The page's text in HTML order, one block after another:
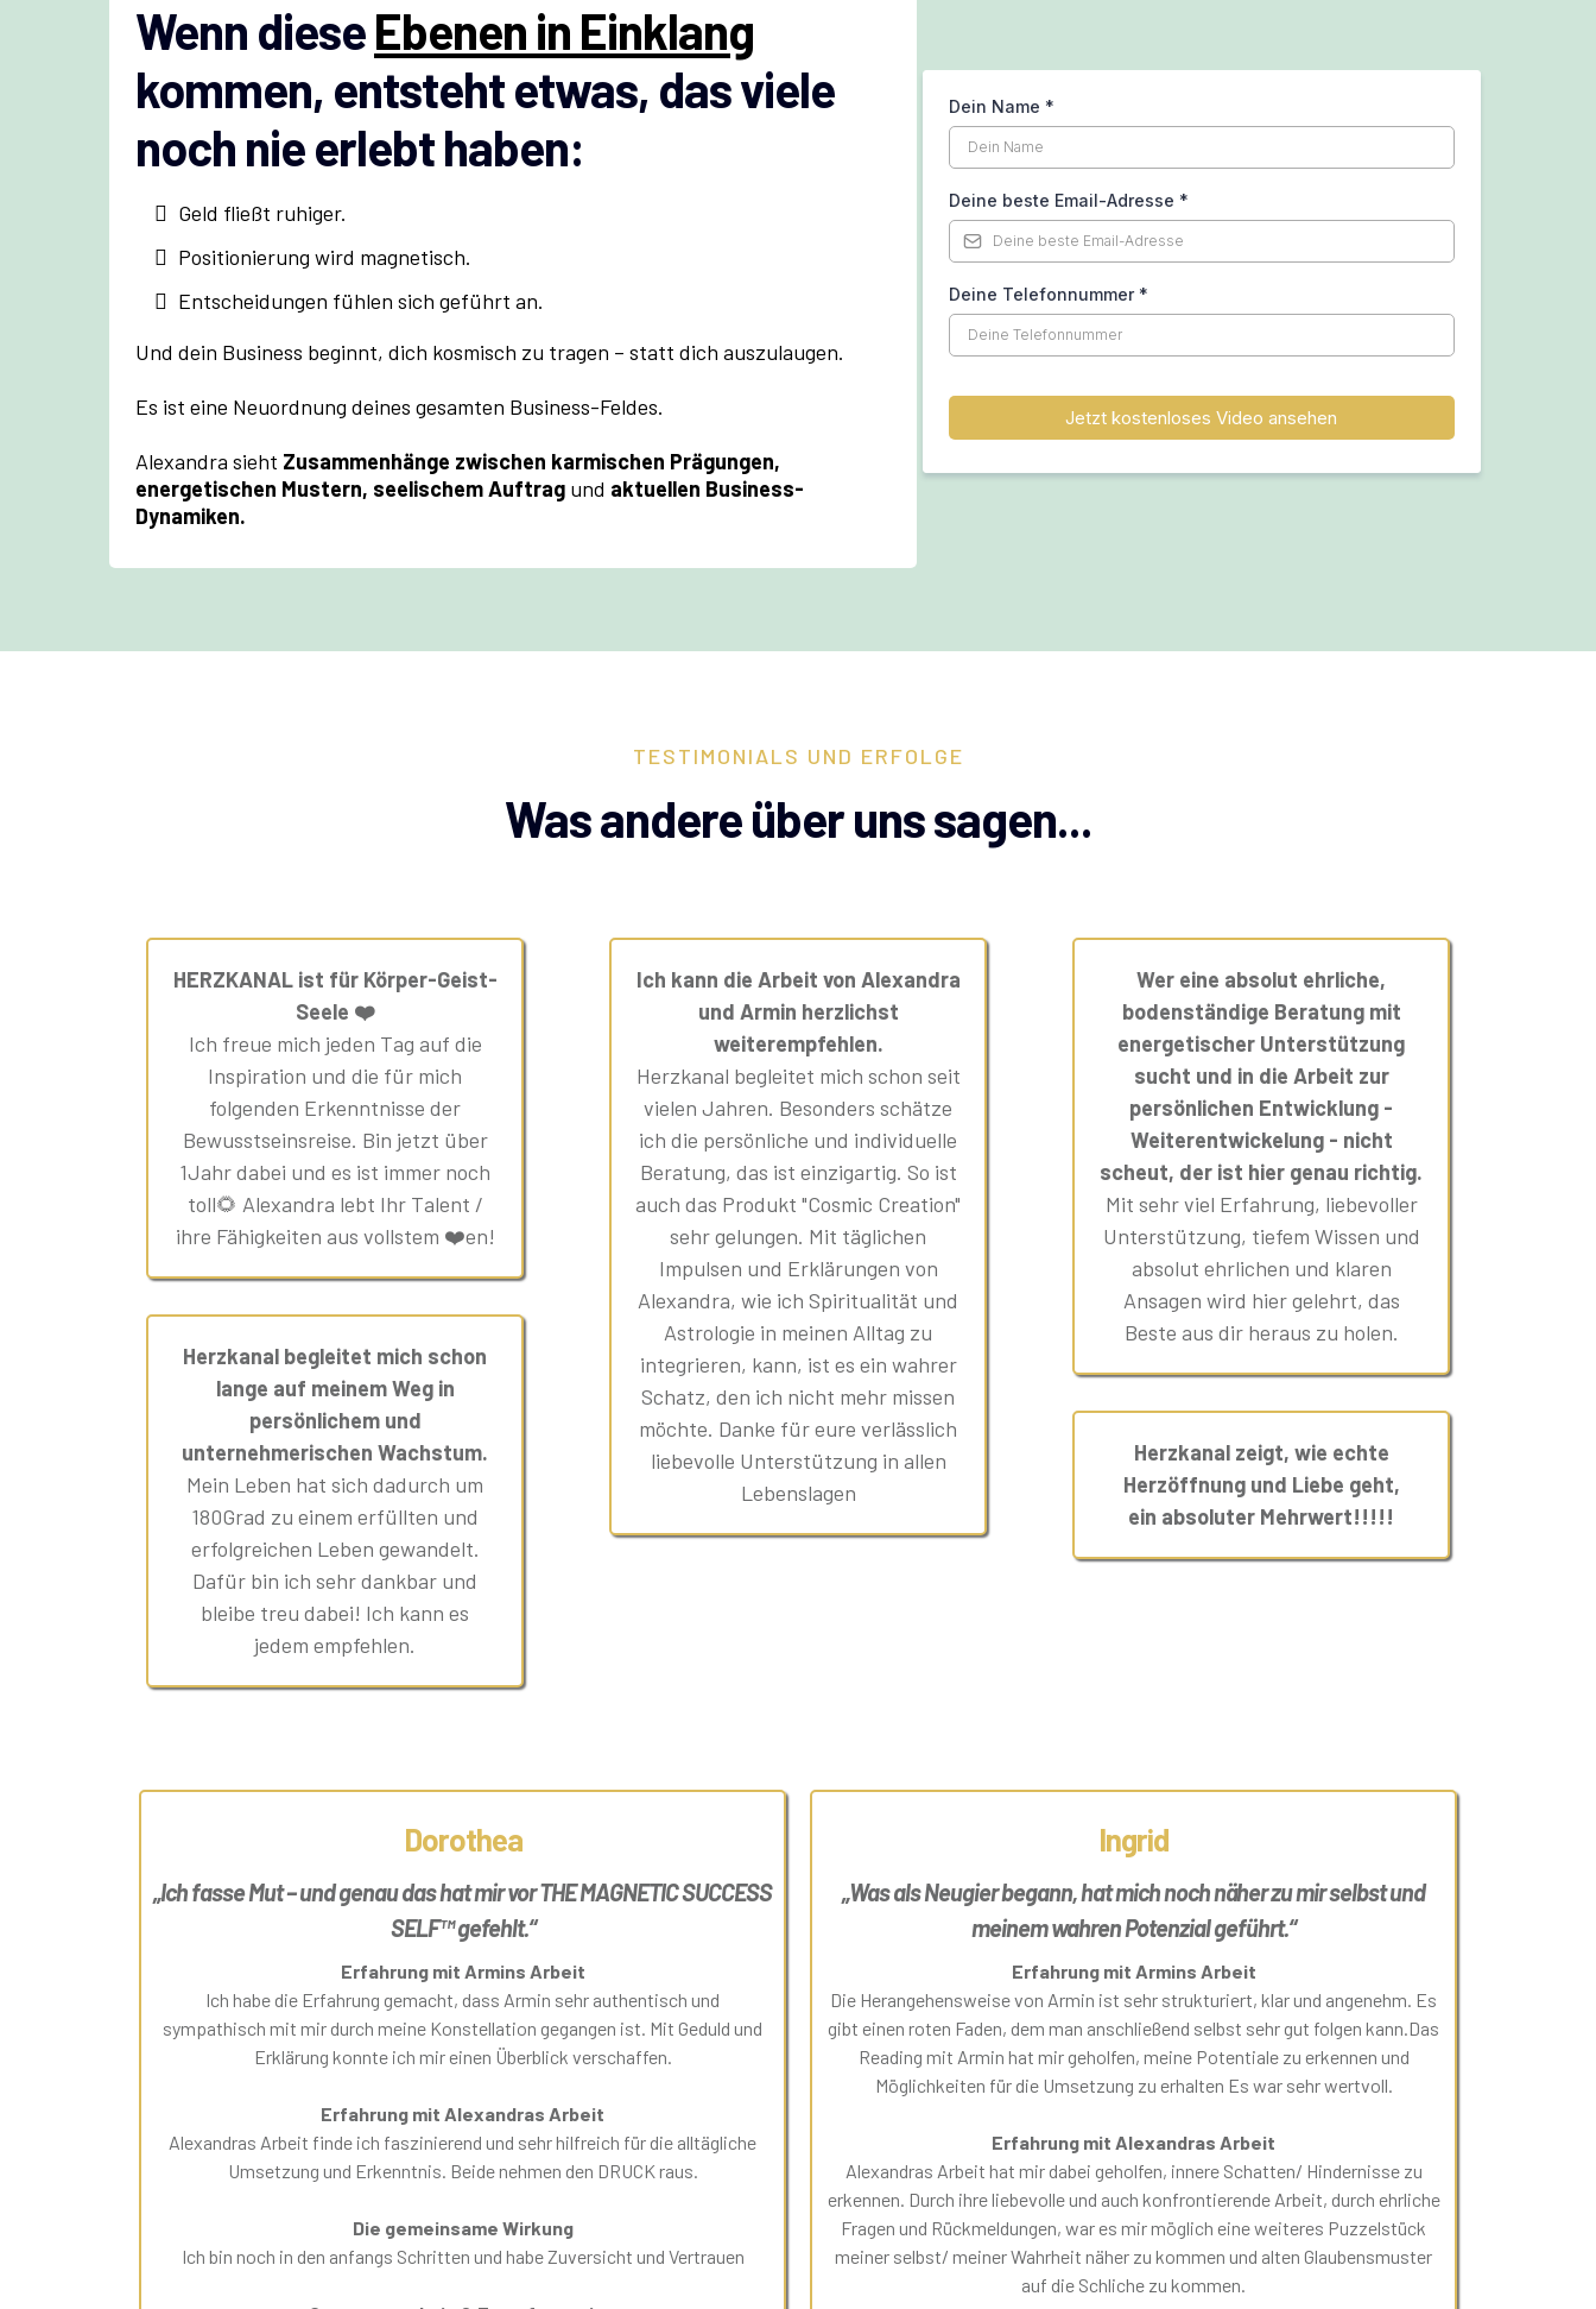
Wenn dieseEbenen in Einklang
kommen, entsteht etwas, das viele
noch nie erlebt haben:
Geld fließt ruhiger.
Positionierung wird magnetisch.
Entscheidungen fühlen sich geführt an.
Und dein Business beginnt, dich kosmisch zu tragen – statt dich auszulaugen.
Es ist eine Neuordnung deines gesamten Business-Feldes.
Alexandra sieht Zusammenhänge zwischen karmischen Prägungen,
energetischen Mustern, seelischem Auftrag und aktuellen Business-
Dynamiken.
Dein Name *
Deine beste Email-Adresse *
Deine Telefonnummer *
Jetzt kostenloses Video ansehen
TESTIMONIALS UND ERFOLGE
Was andere über uns sagen...
HERZKANAL ist für Körper-Geist-
Seele ❤️
Ich freue mich jeden Tag auf die
Inspiration und die für mich
folgenden Erkenntnisse der
Bewusstseinsreise. Bin jetzt über
1Jahr dabei und es ist immer noch
toll🌻 Alexandra lebt Ihr Talent /
ihre Fähigkeiten aus vollstem ❤️en!
Herzkanal begleitet mich schon
lange auf meinem Weg in
persönlichem und
unternehmerischen Wachstum.
Mein Leben hat sich dadurch um
180Grad zu einem erfüllten und
erfolgreichen Leben gewandelt.
Dafür bin ich sehr dankbar und
bleibe treu dabei! Ich kann es
jedem empfehlen.
Ich kann die Arbeit von Alexandra
und Armin herzlichst
weiterempfehlen.
Herzkanal begleitet mich schon seit
vielen Jahren. Besonders schätze
ich die persönliche und individuelle
Beratung, das ist einzigartig. So ist
auch das Produkt "Cosmic Creation"
sehr gelungen. Mit täglichen
Impulsen und Erklärungen von
Alexandra, wie ich Spiritualität und
Astrologie in meinen Alltag zu
integrieren, kann, ist es ein wahrer
Schatz, den ich nicht mehr missen
möchte. Danke für eure verlässlich
liebevolle Unterstützung in allen
Lebenslagen
Wer eine absolut ehrliche,
bodenständige Beratung mit
energetischer Unterstützung
sucht und in die Arbeit zur
persönlichen Entwicklung -
Weiterentwickelung - nicht
scheut, der ist hier genau richtig.
Mit sehr viel Erfahrung, liebevoller
Unterstützung, tiefem Wissen und
absolut ehrlichen und klaren
Ansagen wird hier gelehrt, das
Beste aus dir heraus zu holen.
Herzkanal zeigt, wie echte
Herzöffnung und Liebe geht,
ein absoluter Mehrwert!!!!!
Dorothea
„Ich fasse Mut – und genau das hat mir vor THE MAGNETIC SUCCESS
SELF™ gefehlt.“
Erfahrung mit Armins Arbeit
Ich habe die Erfahrung gemacht, dass Armin sehr authentisch und
sympathisch mit mir durch meine Konstellation gegangen ist. Mit Geduld und
Erklärung konnte ich mir einen Überblick verschaffen.
Erfahrung mit Alexandras Arbeit
Alexandras Arbeit finde ich faszinierend und sehr hilfreich für die alltägliche
Umsetzung und Erkenntnis. Beide nehmen den DRUCK raus.
Die gemeinsame Wirkung
Ich bin noch in den anfangs Schritten und habe Zuversicht und Vertrauen
Ingrid
„Was als Neugier begann, hat mich noch näher zu mir selbst und
meinem wahren Potenzial geführt.“
Erfahrung mit Armins Arbeit
Die Herangehensweise von Armin ist sehr strukturiert, klar und angenehm. Es
gibt einen roten Faden, dem man anschließend selbst sehr gut folgen kann.Das
Reading mit Armin hat mir geholfen, meine Potentiale zu erkennen und
Möglichkeiten für die Umsetzung zu erhalten Es war sehr wertvoll.
Erfahrung mit Alexandras Arbeit
Alexandras Arbeit hat mir dabei geholfen, innere Schatten/ Hindernisse zu
erkennen. Durch ihre liebevolle und auch konfrontierende Arbeit, durch ehrliche
Fragen und Rückmeldungen, war es mir möglich eine weiteres Puzzelstück
meiner selbst/ meiner Wahrheit näher zu kommen und alten Glaubensmuster
auf die Schliche zu kommen.